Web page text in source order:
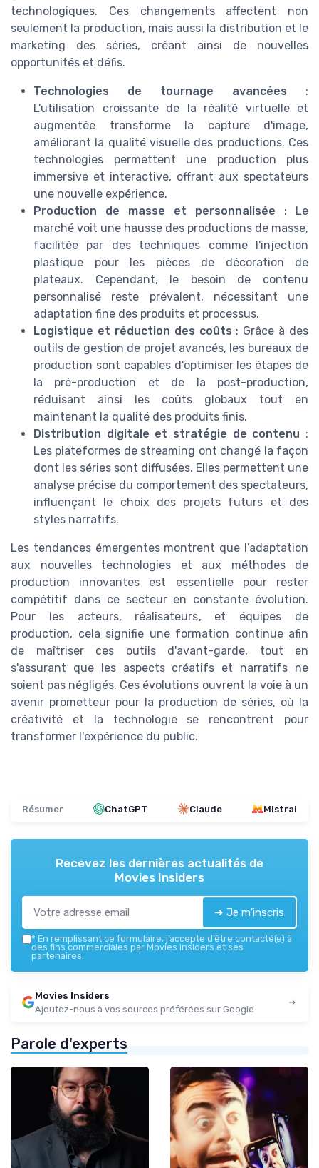
technologiques. Ces changements affectent non
seulement la production, mais aussi la distribution et le
marketing des séries, créant ainsi de nouvelles
opportunités et défis.
Technologies de tournage avancées :
L'utilisation croissante de la réalité virtuelle et
augmentée transforme la capture d'image,
améliorant la qualité visuelle des productions. Ces
technologies permettent une production plus
immersive et interactive, offrant aux spectateurs
une nouvelle expérience.
Production de masse et personnalisée : Le
marché voit une hausse des productions de masse,
facilitée par des techniques comme l'injection
plastique pour les pièces de décoration de
plateaux. Cependant, le besoin de contenu
personnalisé reste prévalent, nécessitant une
adaptation fine des produits et processus.
Logistique et réduction des coûts : Grâce à des
outils de gestion de projet avancés, les bureaux de
production sont capables d'optimiser les étapes de
la pré-production et de la post-production,
réduisant ainsi les coûts globaux tout en
maintenant la qualité des produits finis.
Distribution digitale et stratégie de contenu :
Les plateformes de streaming ont changé la façon
dont les séries sont diffusées. Elles permettent une
analyse précise du comportement des spectateurs,
influençant le choix des projets futurs et des
styles narratifs.
Les tendances émergentes montrent que l’adaptation
aux nouvelles technologies et aux méthodes de
production innovantes est essentielle pour rester
compétitif dans ce secteur en constante évolution.
Pour les acteurs, réalisateurs, et équipes de
production, cela signifie une formation continue afin
de maîtriser ces outils d'avant-garde, tout en
s'assurant que les aspects créatifs et narratifs ne
soient pas négligés. Ces évolutions ouvrent la voie à un
avenir prometteur pour la production de séries, où la
créativité et la technologie se rencontrent pour
transformer l'expérience du public.
Résumer ChatGPT Claude Mistral
Recevez les dernières actualités de
Movies Insiders
➔ Je m'inscris
* En remplissant ce formulaire, j’accepte d’être contacté(e) à
des fins commerciales par Movies Insiders et ses
partenaires.
Movies Insiders
Ajoutez-nous à vos sources préférées sur Google
Parole d'experts